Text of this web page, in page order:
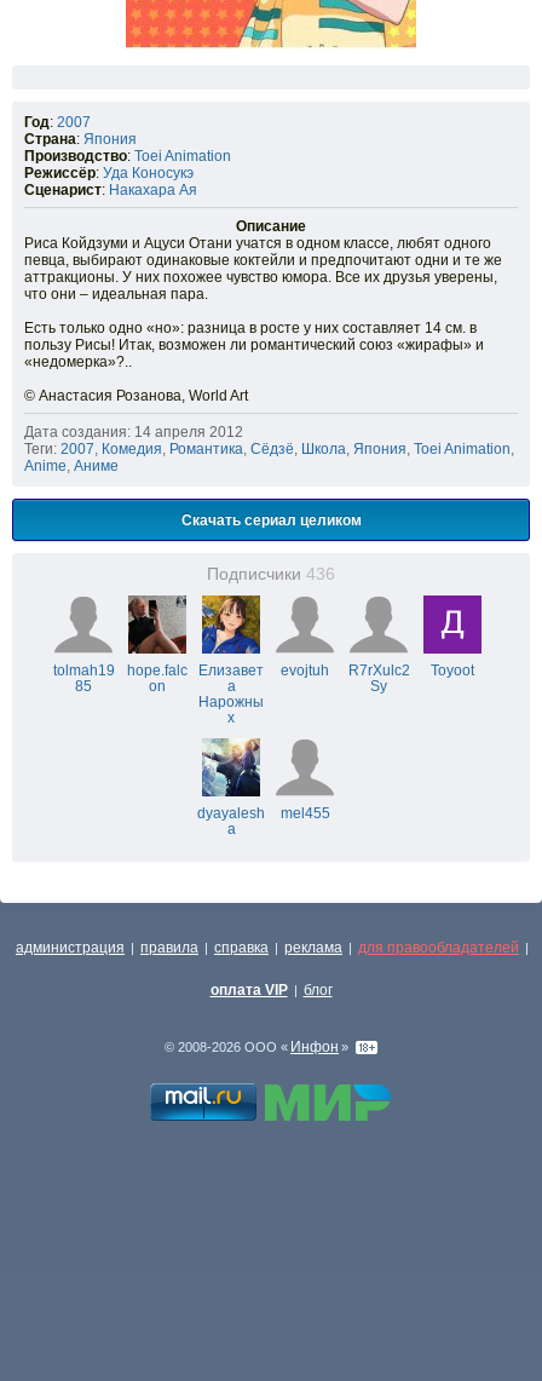
Год: 2007
Страна: Япония
Производство: Toei Animation
Режиссёр: Уда Коносукэ
Сценарист: Накахара Ая
Описание
Риса Койдзуми и Ацуси Отани учатся в одном классе, любят одного
певца, выбирают одинаковые коктейли и предпочитают одни и те же
аттракционы. У них похожее чувство юмора. Все их друзья уверены,
что они – идеальная пара.
Есть только одно «но»: разница в росте у них составляет 14 см. в
пользу Рисы! Итак, возможен ли романтический союз «жирафы» и
«недомерка»?..
© Анастасия Розанова, World Art
Дата создания: 14 апреля 2012
Теги: 2007, Комедия, Романтика, Сёдзё, Школа, Япония, Toei Animation,
Anime, Аниме
Скачать сериал целиком
Подписчики 436
tolmah19
85
hope.falc
on
Елизавет
а
Нарожны
х
evojtuh
R7rXulc2
Sy
Toyoot
dyayalesh
a
mel455
администрация | правила | справка | реклама | для правообладателей |
оплата VIP | блог
© 2008-2026 ООО « Инфон »